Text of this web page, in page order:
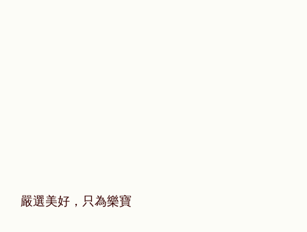
嚴選美好，只為樂寶